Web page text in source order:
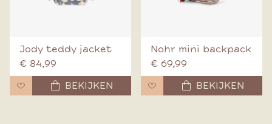
Jody teddy jacket
€ 84,99
BEKIJKEN
Nohr mini backpack
€ 69,99
BEKIJKEN